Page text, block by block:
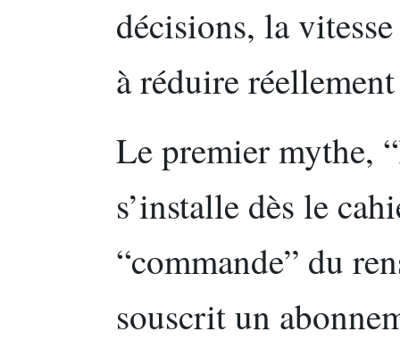
décisions, la
à réduire
Le premier mythe,
s’installe dès le
“commande” du
souscrit un